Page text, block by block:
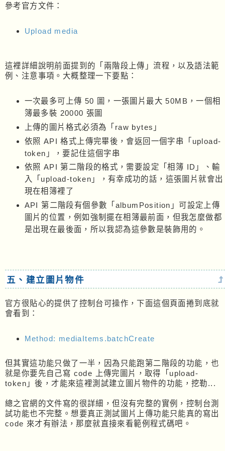
參考官方文件：
Upload media
這裡詳細說明前面提到的「兩階段上傳」流程，以及語法範
例、注意事項。大概整理一下要點：
一次最多可上傳 50 圖，一張圖片最大 50MB，一個相
簿最多裝 20000 張圖
上傳的圖片格式必須為「raw bytes」
依照 API 格式上傳完畢後，會返回一個字串「upload-
token」，要記住這個字串
依照 API 第二階段的格式，需要設定「相簿 ID」、輸
入「upload-token」，有幸成功的話，這張圖片就會出
現在相簿裡了
API 第二階段有個參數「albumPosition」可設定上傳
圖片的位置，例如強制擺在相簿最前面，但我怎麼做都
是出現在最後面，所以我認為這參數是裝飾用的。
五、建立圖片物件
官方很貼心的提供了控制台可操作，下面這個頁面捲到底就
會看到：
Method: mediaItems.batchCreate
但其實這功能只做了一半，因為只能跑第二階段的功能，也
就是你要先自己寫 code 上傳完圖片，取得「upload-
token」後，才能來這裡測試建立圖片物件的功能，挖勒...
總之官網的文件寫的很詳細，但沒有完整的實例，控制台測
試功能也不完整。想要真正測試圖片上傳功能只能真的寫出
code 來才有辦法，那麼就直接來看範例程式碼吧。